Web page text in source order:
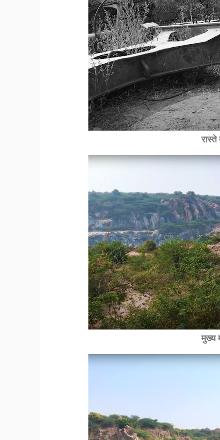
मुख्य